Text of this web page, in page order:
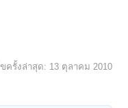
ครั้งล่าสุด: 13 ตุลาคม 2010